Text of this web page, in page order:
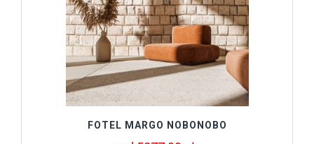
FOTEL MARGO NOBONOBO